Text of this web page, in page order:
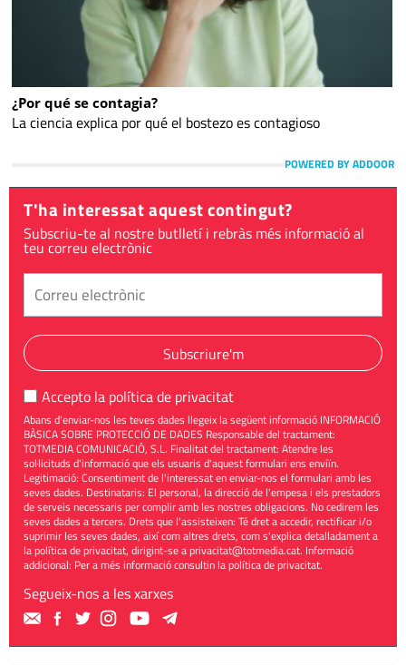
¿Por qué se contagia?
La ciencia explica por qué el bostezo es contagioso
POWERED BY ADDOOR
T'ha interessat aquest contingut?
Subscriu-te al nostre butlletí i rebràs més informació al
teu correu electrònic
Subscriure'm
Accepto la política de privacitat
Abans d'enviar-nos les teves dades llegeix la següent informació INFORMACIÓ
BÀSICA SOBRE PROTECCIÓ DE DADES Responsable del tractament:
TOTMEDIA COMUNICACIÓ, S.L. Finalitat del tractament: Atendre les
sol·licituds d'informació que els usuaris d'aquest formulari ens enviïn.
Legitimació: Consentiment de l'interessat en enviar-nos el formulari amb les
seves dades. Destinataris: El personal, la direcció de l'empesa i els prestadors
de serveis necessaris per complir amb les nostres obligacions. No cedirem les
seves dades a tercers. Drets que l'assisteixen: Té dret a accedir, rectificar i/o
suprimir les seves dades, així com altres drets, com s'explica detalladament a
la política de privacitat, dirigint-se aprivacitat@totmedia.cat. Informació
addicional: Per a més informació consultin lapolítica de privacitat.
Segueix-nos a les xarxes